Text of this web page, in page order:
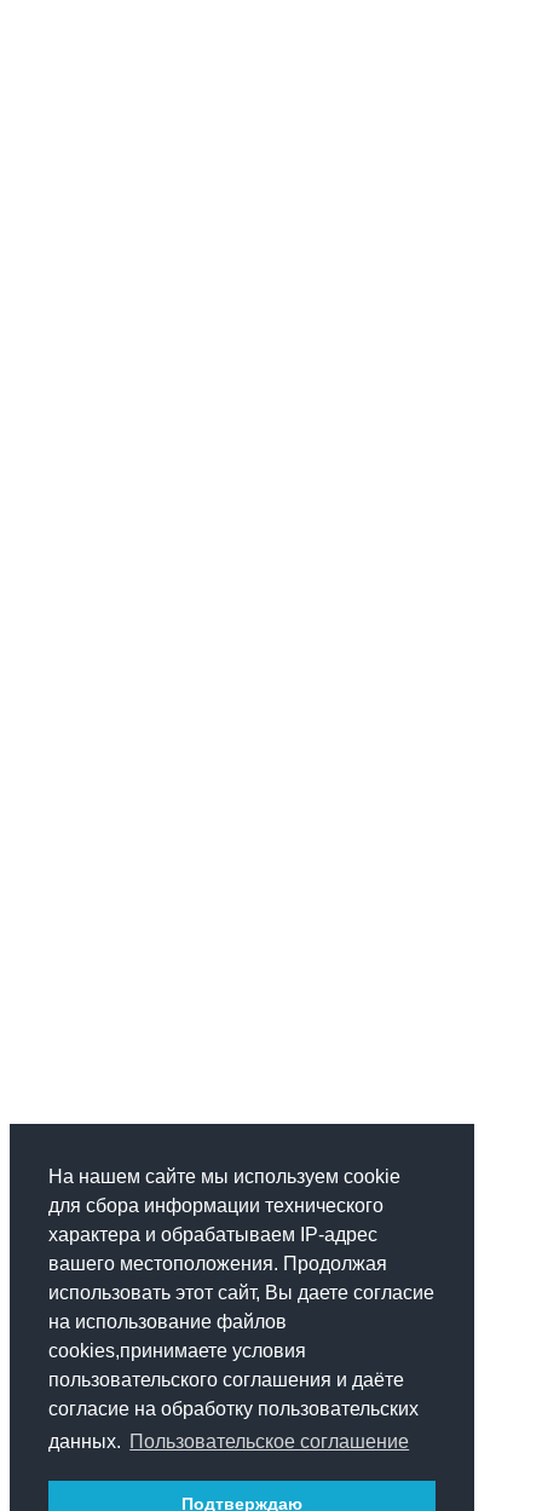
На нашем сайте мы используем cookie
для сбора информации технического
характера и обрабатываем IP-адрес
вашего местоположения. Продолжая
использовать этот сайт, Вы даете согласие
на использование файлов
cookies,принимаете условия
пользовательского соглашения и даёте
согласие на обработку пользовательских
данных. Пользовательское соглашение
Подтверждаю